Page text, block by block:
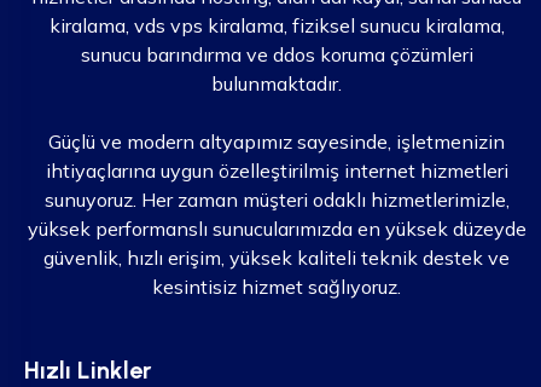
kiralama, vds vps kiralama, fiziksel sunucu kiralama,
sunucu barındırma ve ddos koruma çözümleri
bulunmaktadır.
Güçlü ve modern altyapımız sayesinde, işletmenizin
ihtiyaçlarına uygun özelleştirilmiş internet hizmetleri
sunuyoruz. Her zaman müşteri odaklı hizmetlerimizle,
yüksek performanslı sunucularımızda en yüksek düzeyde
güvenlik, hızlı erişim, yüksek kaliteli teknik destek ve
kesintisiz hizmet sağlıyoruz.
Hızlı Linkler